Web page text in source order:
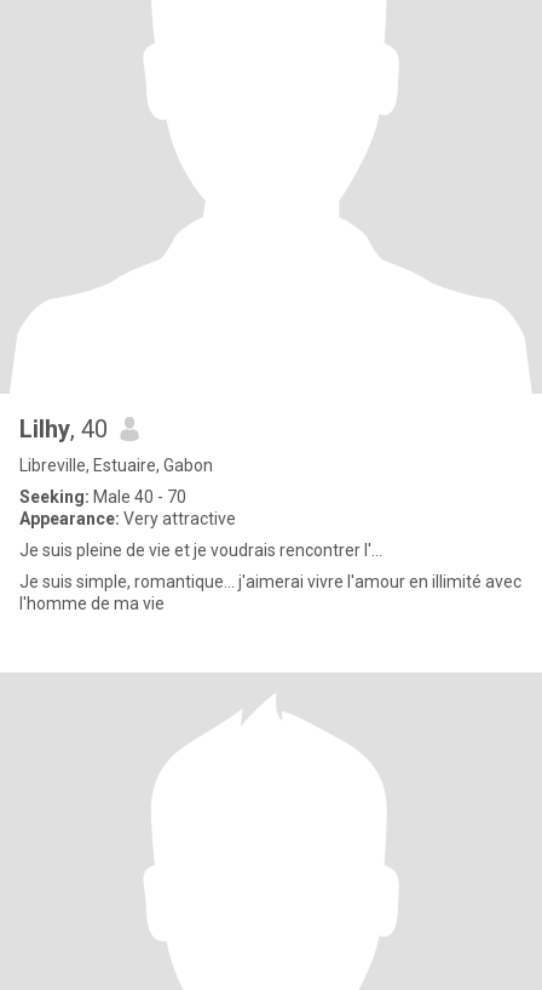
Lilhy, 40
Libreville, Estuaire, Gabon
Seeking: Male 40 - 70
Appearance: Very attractive
Je suis pleine de vie et je voudrais rencontrer l'...
Je suis simple, romantique... j'aimerai vivre l'amour en illimité avec
l'homme de ma vie